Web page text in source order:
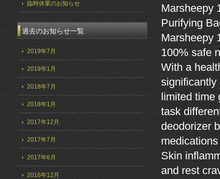
Marsheepy
Purifying
Marsheepy
100% safe
With a
significantly
limited
task
deodorizer
medications
Skin
and rest
臨時休業のお知らせ
過去のお知らせ一覧
2019年7月
2019年1月
2018年7月
2018年1月
2017年12月
2017年7月
2017年6月
2016年12月